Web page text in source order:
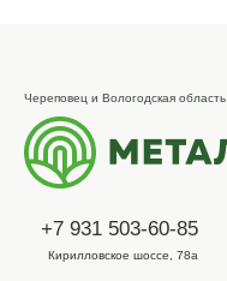
Череповец и Вологодская область
+7 931 503-60-85
Кирилловское шоссе, 78а